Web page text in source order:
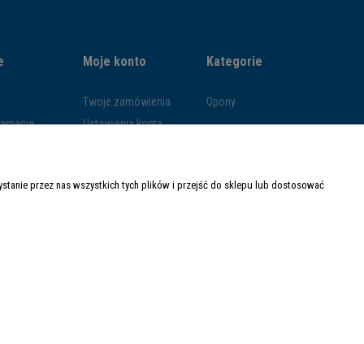
dostawy
Moje konto
Twoje zamówienia
Ustawienia konta
Kategorie
Opony
przez nas wszystkich tych plików i przejść do sklepu lub dostosować